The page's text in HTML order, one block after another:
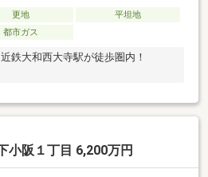
更地
平坦地
都市ガス
鉄大和西大寺駅が徒歩圏内！
小阪１丁目 6,200万円